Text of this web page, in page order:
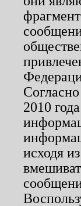
2010
исходя